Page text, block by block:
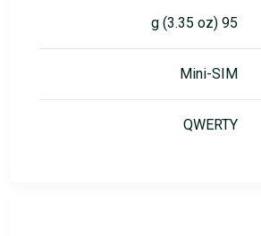
95 g (3.35 oz)
Mini-SIM
QWERTY